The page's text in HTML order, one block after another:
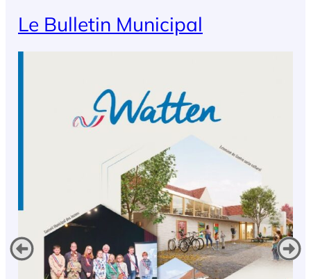
Le Bulletin Municipal